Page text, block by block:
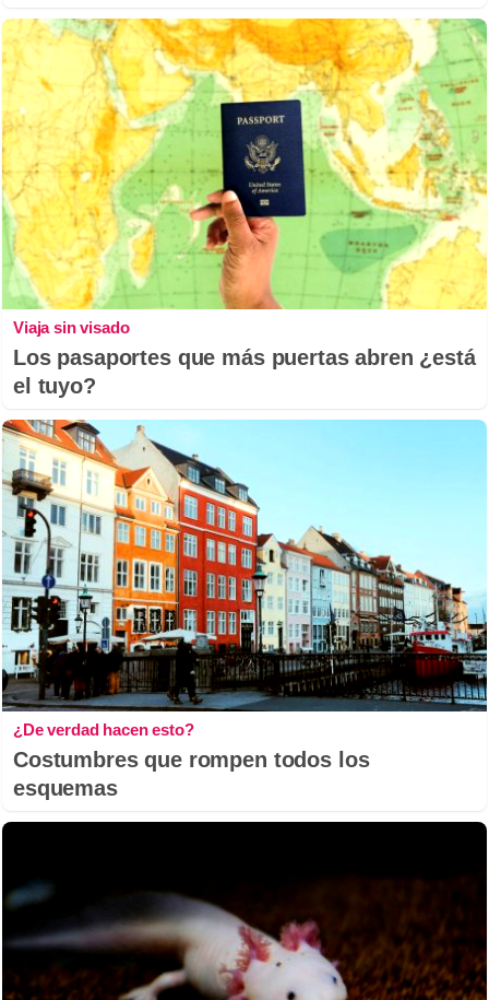
Viaja sin visado
Los pasaportes que más puertas abren ¿está
el tuyo?
¿De verdad hacen esto?
Costumbres que rompen todos los
esquemas